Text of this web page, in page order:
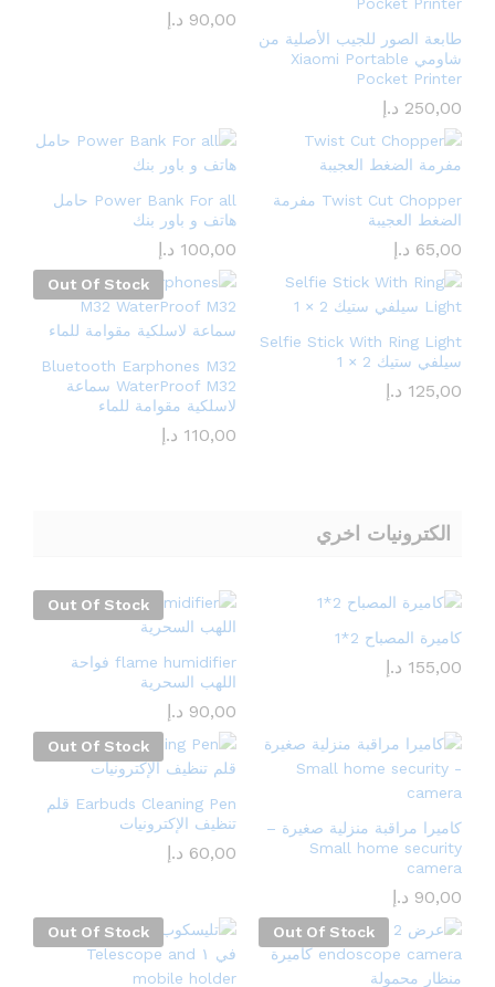
طابعة الصور للجيب الأصلية من
شاومي Xiaomi Portable
Pocket Printer
250,00 د.إ
90,00 د.إ
Twist Cut Chopper مفرمة
الضغط العجيبة
65,00 د.إ
Power Bank For all حامل
هاتف و باور بنك
100,00 د.إ
Selfie Stick With Ring Light
سيلفي ستيك 2 × 1
125,00 د.إ
Out Of Stock
Bluetooth Earphones M32
WaterProof M32 سماعة
لاسلكية مقوامة للماء
110,00 د.إ
الكترونيات اخري
كاميرة المصباح 2*1
155,00 د.إ
Out Of Stock
flame humidifier فواحة
اللهب السحرية
90,00 د.إ
كاميرا مراقبة منزلية صغيرة –
Small home security
camera
90,00 د.إ
Out Of Stock
Earbuds Cleaning Pen قلم
تنظيف الإكترونيات
60,00 د.إ
Out Of Stock
Out Of Stock